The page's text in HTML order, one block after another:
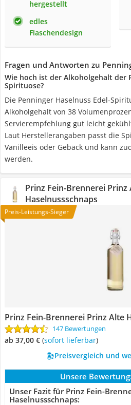
hergestellt
edles
Flaschendesign
Fragen und Antworten zu
Wie hoch ist der Alkoholgehalt der
Spirituose?
Die Penninger Haselnuss Edel-
Alkoholgehalt von 38
Servierempfehlung gut leicht
Laut Herstellerangaben passt die
Vanilleeis oder Gebäck und kann
werden.
Prinz Fein-Brennerei Prinz
Haselnussschnaps
Preis-Leistungs-Sieger
Prinz Fein-Brennerei Prinz Alte
147 Bewertungen
ab 37,00 € ( Sofort lieferbar)
Preisvergleich und
Unsere Bewertung:
Unser Fazit für Prinz Fein-
Haselnussschnaps: